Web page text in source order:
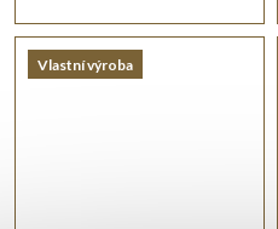
Vlastní výroba